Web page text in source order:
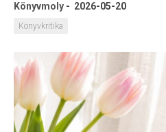
Könyvmoly - 2026-05-20
Könyvkritika